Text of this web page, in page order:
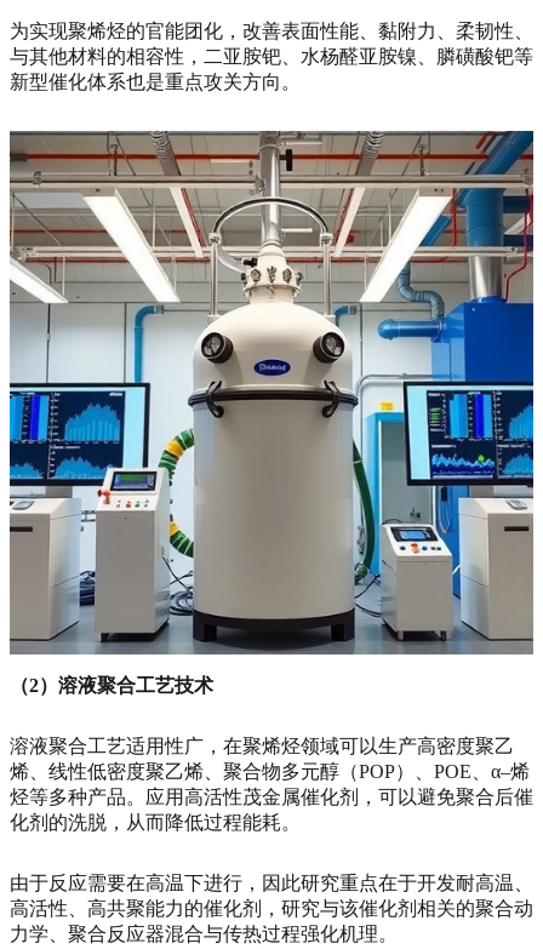
为实现聚烯烃的官能团化，改善表面性能、黏附力、柔韧性、
与其他材料的相容性，二亚胺钯、水杨醛亚胺镍、膦磺酸钯等
新型催化体系也是重点攻关方向。
（2）溶液聚合工艺技术
溶液聚合工艺适用性广，在聚烯烃领域可以生产高密度聚乙
烯、线性低密度聚乙烯、聚合物多元醇（POP）、POE、α–烯
烃等多种产品。应用高活性茂金属催化剂，可以避免聚合后催
化剂的洗脱，从而降低过程能耗。
由于反应需要在高温下进行，因此研究重点在于开发耐高温、
高活性、高共聚能力的催化剂，研究与该催化剂相关的聚合动
力学、聚合反应器混合与传热过程强化机理。